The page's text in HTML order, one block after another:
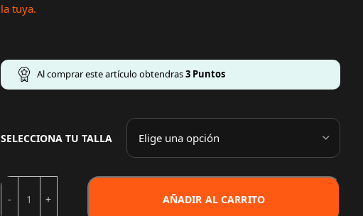
la tuya.
Al comprar este artículo obtendras3Puntos
SELECCIONA TU TALLA
AÑADIR AL CARRITO